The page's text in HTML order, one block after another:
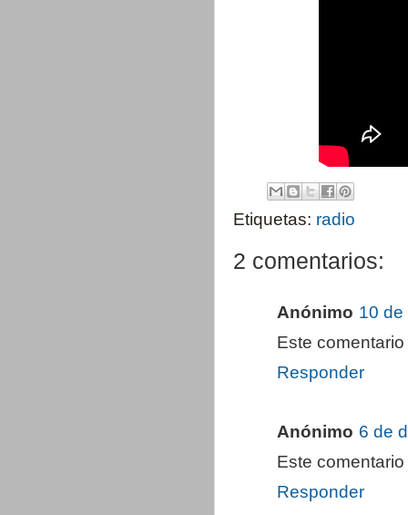
Etiquetas: radio
2 comentarios:
Anónimo 10 de
Este
Responder
Anónimo 6 de
Este
Responder